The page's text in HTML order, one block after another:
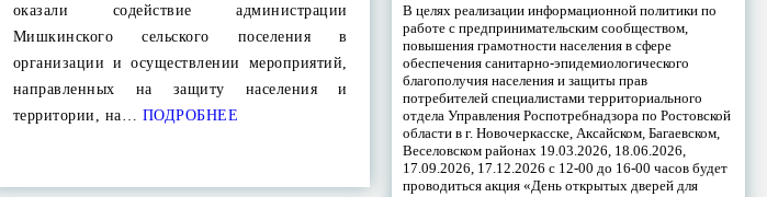
оказали содействие администрации
Мишкинского сельского поселения в
организации и осуществлении мероприятий,
направленных на защиту населения и
территории, на… ПОДРОБНЕЕ
В целях реализации информационной политики по
работе с предпринимательским сообществом,
повышения грамотности населения в сфере
обеспечения санитарно-эпидемиологического
благополучия населения и защиты прав
потребителей специалистами территориального
отдела Управления Роспотребнадзора по Ростовской
области в г. Новочеркасске, Аксайском, Багаевском,
Веселовском районах 19.03.2026, 18.06.2026,
17.09.2026, 17.12.2026 с 12-00 до 16-00 часов будет
проводиться акция «День открытых дверей для